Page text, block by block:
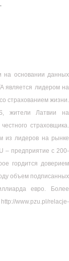
.
на основании данных
является лидером на
страхованием жизни.
жители Латвии на
страховщика.
из лидеров на рынке
– предприятие с 200-
гордится доверием
объем подписанных
евро. Более
www.pzu.pl/relacje-